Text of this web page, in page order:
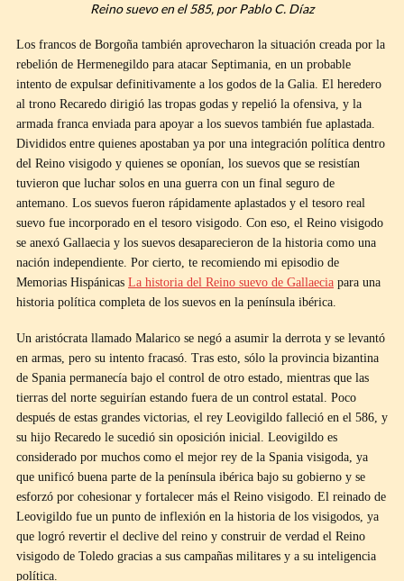
Reino suevo en el 585, por Pablo C. Díaz
Los francos de Borgoña también aprovecharon la situación creada por la
rebelión de Hermenegildo para atacar Septimania, en un probable
intento de expulsar definitivamente a los godos de la Galia. El heredero
al trono Recaredo dirigió las tropas godas y repelió la ofensiva, y la
armada franca enviada para apoyar a los suevos también fue aplastada.
Divididos entre quienes apostaban ya por una integración política dentro
del Reino visigodo y quienes se oponían, los suevos que se resistían
tuvieron que luchar solos en una guerra con un final seguro de
antemano. Los suevos fueron rápidamente aplastados y el tesoro real
suevo fue incorporado en el tesoro visigodo. Con eso, el Reino visigodo
se anexó Gallaecia y los suevos desaparecieron de la historia como una
nación independiente. Por cierto, te recomiendo mi episodio de
Memorias Hispánicas La historia del Reino suevo de Gallaecia para una
historia política completa de los suevos en la península ibérica.
Un aristócrata llamado Malarico se negó a asumir la derrota y se levantó
en armas, pero su intento fracasó. Tras esto, sólo la provincia bizantina
de Spania permanecía bajo el control de otro estado, mientras que las
tierras del norte seguirían estando fuera de un control estatal. Poco
después de estas grandes victorias, el rey Leovigildo falleció en el 586, y
su hijo Recaredo le sucedió sin oposición inicial. Leovigildo es
considerado por muchos como el mejor rey de la Spania visigoda, ya
que unificó buena parte de la península ibérica bajo su gobierno y se
esforzó por cohesionar y fortalecer más el Reino visigodo. El reinado de
Leovigildo fue un punto de inflexión en la historia de los visigodos, ya
que logró revertir el declive del reino y construir de verdad el Reino
visigodo de Toledo gracias a sus campañas militares y a su inteligencia
política.